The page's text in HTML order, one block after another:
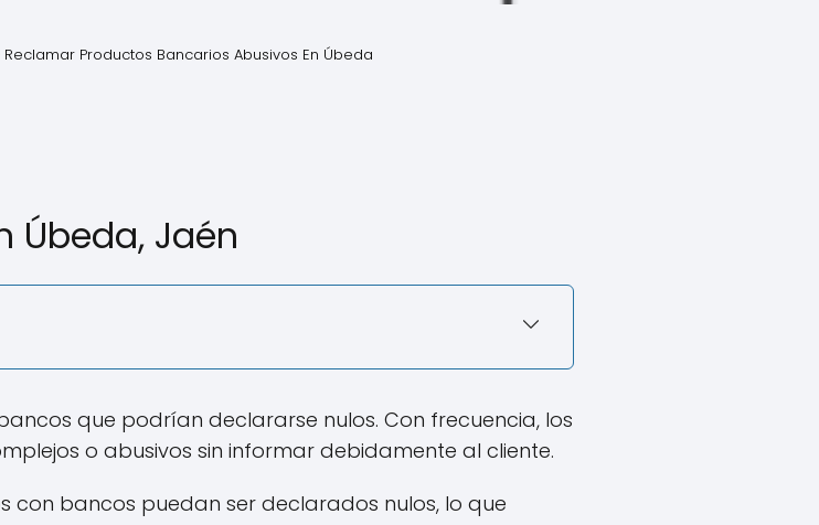
Reclamar Productos Bancarios Abusivos En Úbeda
Úbeda, Jaén
que podrían declararse nulos. Con frecuencia, los
o abusivos sin informar debidamente al cliente.
con bancos puedan ser declarados nulos, lo que